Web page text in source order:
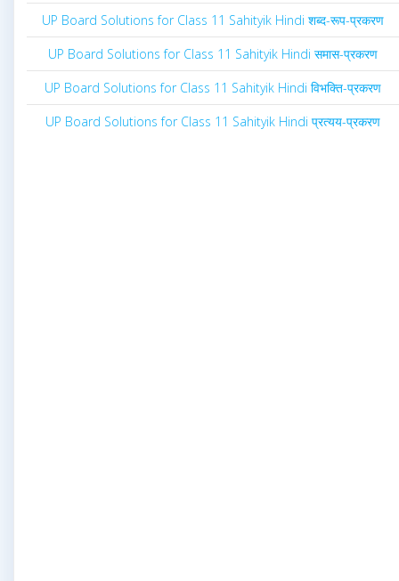
UP Board Solutions for Class 11 Sahityik Hindi शब्द-रूप-प्रकरण
UP Board Solutions for Class 11 Sahityik Hindi समास-प्रकरण
UP Board Solutions for Class 11 Sahityik Hindi विभक्ति-प्रकरण
UP Board Solutions for Class 11 Sahityik Hindi प्रत्यय-प्रकरण